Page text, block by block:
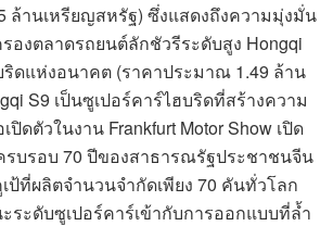
ล้านเหรียญสหรัฐ) ซึ่งแสดงถึงความมุ่งมั่น
องตลาดรถยนต์ลักชัวรีระดับสูง Hongqi
ริดแห่งอนาคต (ราคาประมาณ 1.49 ล้าน
S9 เป็นซูเปอร์คาร์ไฮบริดที่สร้างความ
ปิดตัวในงาน Frankfurt Motor Show เปิด
รบรอบ 70 ปีของสาธารณรัฐประชาชนจีน
ป้ที่ผลิตจำนวนจำกัดเพียง 70 คันทั่วโลก
ระดับซูเปอร์คาร์เข้ากับการออกแบบที่ล้ำ